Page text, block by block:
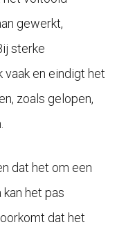
gewerkt,
sterke
en eindigt het
zoals gelopen,
dat het om een
het pas
dat het